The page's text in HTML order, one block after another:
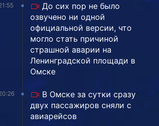
До сих пор не было
озвучено ни одной
официальной версии, что
могло стать причиной
страшной аварии на
Ленинградской площади в
Омске
В Омске за сутки сразу
двух пассажиров сняли с
авиарейсов